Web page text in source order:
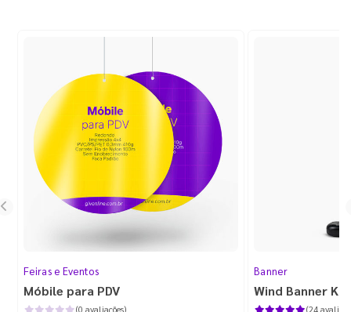
Feiras e Eventos
Móbile para PDV
(0 avaliações)
Banner
Wind Banner
(24